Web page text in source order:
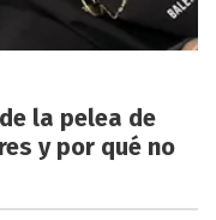
la pelea de
y por qué no